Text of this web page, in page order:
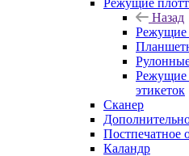
Режущие
Назад
Режущие
Режущие
этикеток
Сканер
Постпечатное
Каландр